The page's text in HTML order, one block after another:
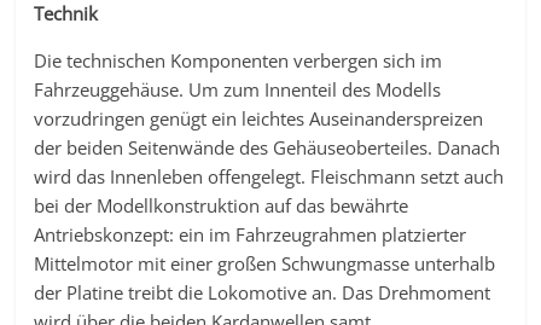
Technik
Die technischen Komponenten verbergen sich im
Fahrzeuggehäuse. Um zum Innenteil des Modells
vorzudringen genügt ein leichtes Auseinanderspreizen
der beiden Seitenwände des Gehäuseoberteiles. Danach
wird das Innenleben offengelegt. Fleischmann setzt auch
bei der Modellkonstruktion auf das bewährte
Antriebskonzept: ein im Fahrzeugrahmen platzierter
Mittelmotor mit einer großen Schwungmasse unterhalb
der Platine treibt die Lokomotive an. Das Drehmoment